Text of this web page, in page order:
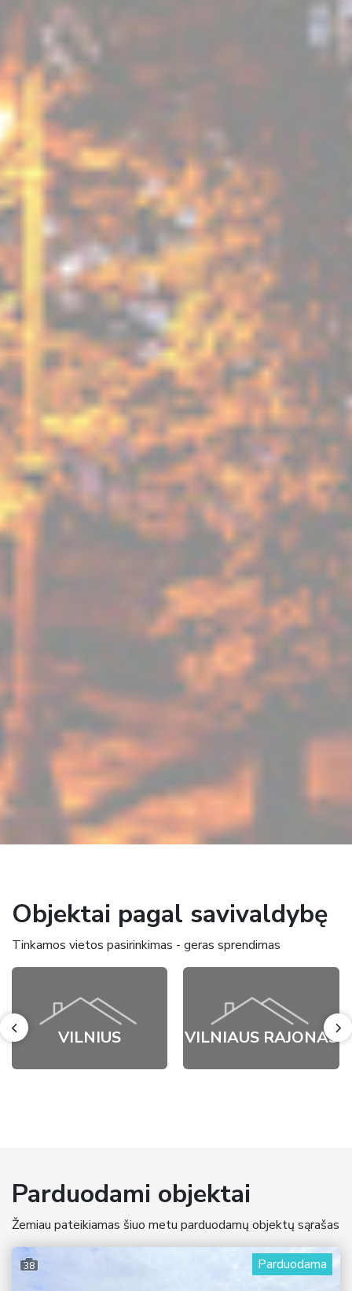
Objektai pagal savivaldybę
Tinkamos vietos pasirinkimas - geras sprendimas
VILNIUS VILNIAUS RAJONAS
Parduodami objektai
Žemiau pateikiamas šiuo metu parduodamų objektų sąrašas
38 Parduodama